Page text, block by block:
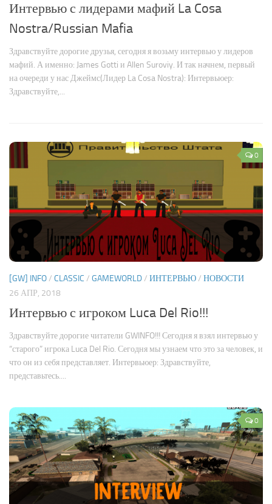
Интервью с лидерами мафий La Cosa
Nostra/Russian Mafia
Здравствуйте дорогие друзья, сегодня я возьму интервью у лидеров
мафий. А именно: James Gotti и Allen Suroviy. И так начнем, первый
на очереди у нас Джеймс(Лидер La Cosa Nostra): Интервьюер:
Здравствуйте,...
0
[GW] INFO/ CLASSIC / GAMEWORLD/ ИНТЕРВЬЮ/ НОВОСТИ
26 АПР, 2018
Интервью с игроком Luca Del Rio!!!
Здравствуйте дорогие читатели GWINFO!!! Сегодня я взял интервью у
“старого” игрока Luca Del Rio. Сегодня мы узнаем что это за человек, и
что он из себя представляет. Интервьюер: Здравствуйте,
представьтесь....
0